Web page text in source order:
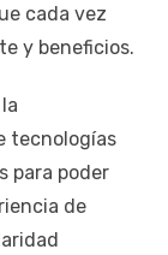
cada vez
y beneficios.
tecnologías
para poder
de